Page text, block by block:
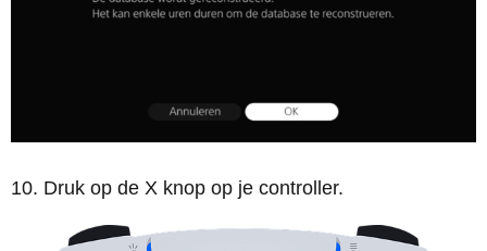
Druk op de X knop op je controller.